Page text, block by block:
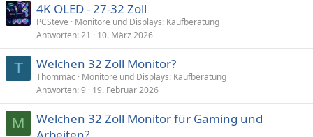
4K OLED - 27-32 Zoll
PCSteve
Monitore und Displays: Kaufberatung
Antworten 21 10. März 2026
T Welchen 32 Zoll Monitor?
Thommac
Monitore und Displays: Kaufberatung
Antworten 9 19. Februar 2026
M
Welchen 32 Zoll Monitor für Gaming und